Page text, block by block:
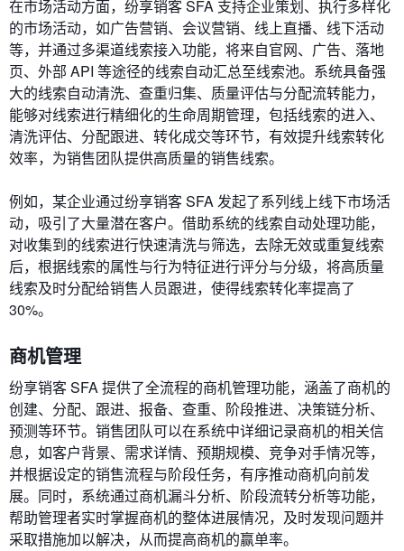
在市场活动方面，纷享销客 SFA 支持企业策划、执行多样化
的市场活动，如广告营销、会议营销、线上直播、线下活动
等，并通过多渠道线索接入功能，将来自官网、广告、落地
页、外部 API 等途径的线索自动汇总至线索池。系统具备强
大的线索自动清洗、查重归集、质量评估与分配流转能力，
能够对线索进行精细化的生命周期管理，包括线索的进入、
清洗评估、分配跟进、转化成交等环节，有效提升线索转化
效率，为销售团队提供高质量的销售线索。
例如，某企业通过纷享销客 SFA 发起了系列线上线下市场活
动，吸引了大量潜在客户。借助系统的线索自动处理功能，
对收集到的线索进行快速清洗与筛选，去除无效或重复线索
后，根据线索的属性与行为特征进行评分与分级，将高质量
线索及时分配给销售人员跟进，使得线索转化率提高了
30%。
商机管理
纷享销客 SFA 提供了全流程的商机管理功能，涵盖了商机的
创建、分配、跟进、报备、查重、阶段推进、决策链分析、
预测等环节。销售团队可以在系统中详细记录商机的相关信
息，如客户背景、需求详情、预期规模、竞争对手情况等，
并根据设定的销售流程与阶段任务，有序推动商机向前发
展。同时，系统通过商机漏斗分析、阶段流转分析等功能，
帮助管理者实时掌握商机的整体进展情况，及时发现问题并
采取措施加以解决，从而提高商机的赢单率。